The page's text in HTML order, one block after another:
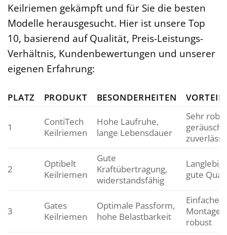
Keilriemen gekämpft und für Sie die besten
Modelle herausgesucht. Hier ist unsere Top
10, basierend auf Qualität, Preis-Leistungs-
Verhältnis, Kundenbewertungen und unserer
eigenen Erfahrung:
PLATZ PRODUKT BESONDERHEITEN
1
ContiTech
Keilriemen
Hohe Laufruhe,
lange Lebensdauer
Sehr
2
Optibelt
Keilriemen
Gute
Kraftübertragung,
widerstandsfähig
Langlebig,
gute
3
Gates
Keilriemen
Optimale Passform,
hohe Belastbarkeit
Einfache
Montage,
robust